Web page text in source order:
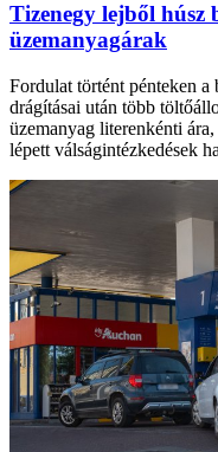
Tizenegy lejből húsz
üzemanyagárak
Fordulat történt pénteken a
drágításai után több
üzemanyag literenkénti
lépett válságintézkedések